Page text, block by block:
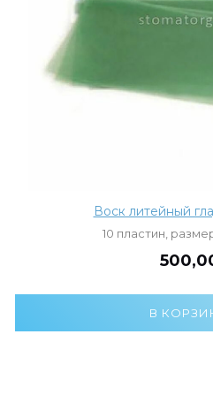
Воск литейный
10 пластин,